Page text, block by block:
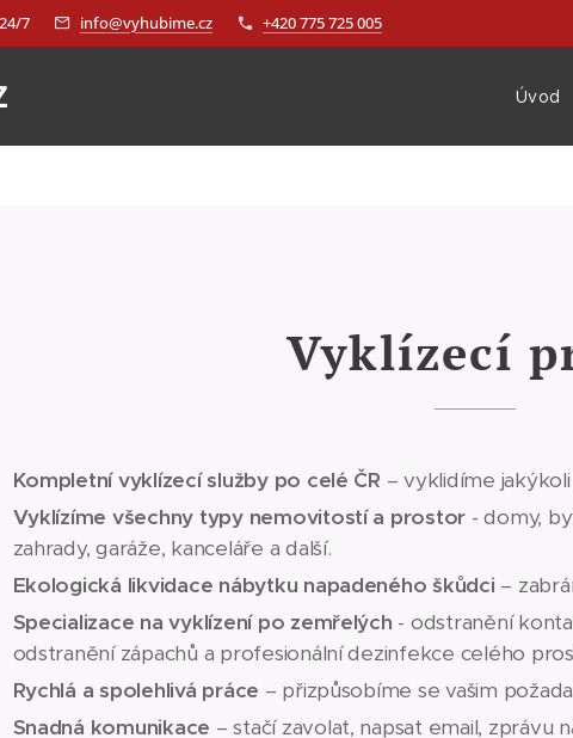
7 info@vyhubime.cz +420 775 725 005
Úvod
Vyklízecí
Kompletní vyklízecí služby po celé ČR – vyklidíme
Vyklízíme všechny typy nemovitostí a prostor - domy,
zahrady, garáže, kanceláře a další.
Ekologická likvidace nábytku napadeného škůdci –
Specializace na vyklízení po zemřelých - odstranění
odstranění zápachů a profesionální dezinfekce celého
Rychlá a spolehlivá práce – přizpůsobíme se vašim
Snadná komunikace – stačí zavolat, napsat email, zprávu